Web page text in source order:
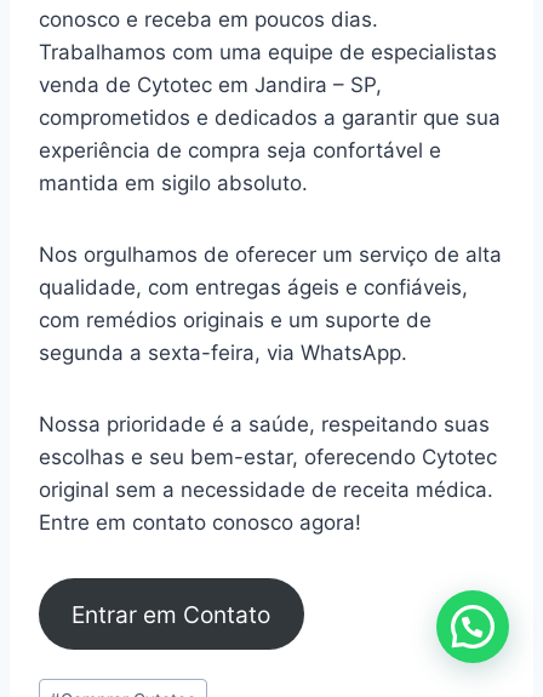
conosco e receba em poucos dias.
Trabalhamos com uma equipe de especialistas
venda de Cytotec em Jandira – SP,
comprometidos e dedicados a garantir que sua
experiência de compra seja confortável e
mantida em sigilo absoluto.
Nos orgulhamos de oferecer um serviço de alta
qualidade, com entregas ágeis e confiáveis,
com remédios originais e um suporte de
segunda a sexta-feira, via WhatsApp.
Nossa prioridade é a saúde, respeitando suas
escolhas e seu bem-estar, oferecendo Cytotec
original sem a necessidade de receita médica.
Entre em contato conosco agora!
Entrar em Contato
Tags